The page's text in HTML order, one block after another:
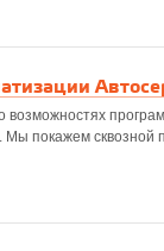
возможностях
покажем